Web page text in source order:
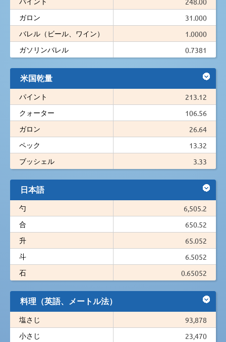
ガロン
31.000
バレル（ビール、ワイン）
1.0000
ガソリンバレル
0.7381
米国乾量
パイント
213.12
クォーター
106.56
ガロン
26.64
ペック
13.32
ブッシェル
3.33
日本語
勺
6,505.2
合
650.52
升
65.052
斗
6.5052
石
0.65052
料理（英語、メートル法）
塩さじ
93,878
小さじ
23,470